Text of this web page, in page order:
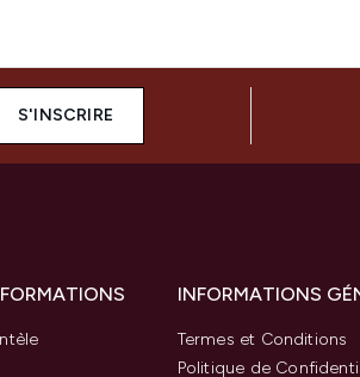
S'INSCRIRE
INFORMATIONS
Termes et Conditions
Politique de